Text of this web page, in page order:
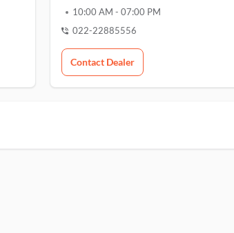
10:00 AM - 07:00 PM
022-22885556
Contact Dealer